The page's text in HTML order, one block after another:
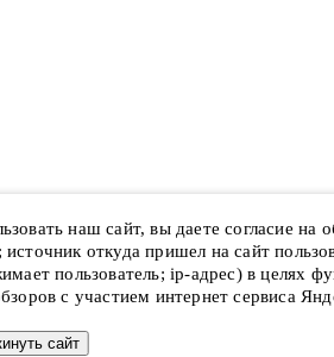
наш сайт, вы даете согласие на
откуда пришел на сайт
пользователь; ip-адрес) в целях
с участием интернет сервиса
сайт